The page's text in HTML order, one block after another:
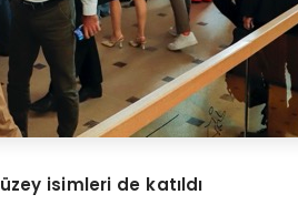
üzey isimleri de katıldı